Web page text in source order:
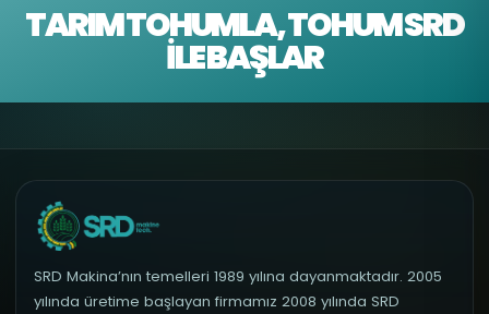
TARIM TOHUMLA, TOHUM SRD
İLE BAŞLAR
SRD Makina’nın temelleri 1989 yılına dayanmaktadır. 2005
yılında üretime başlayan firmamız 2008 yılında SRD